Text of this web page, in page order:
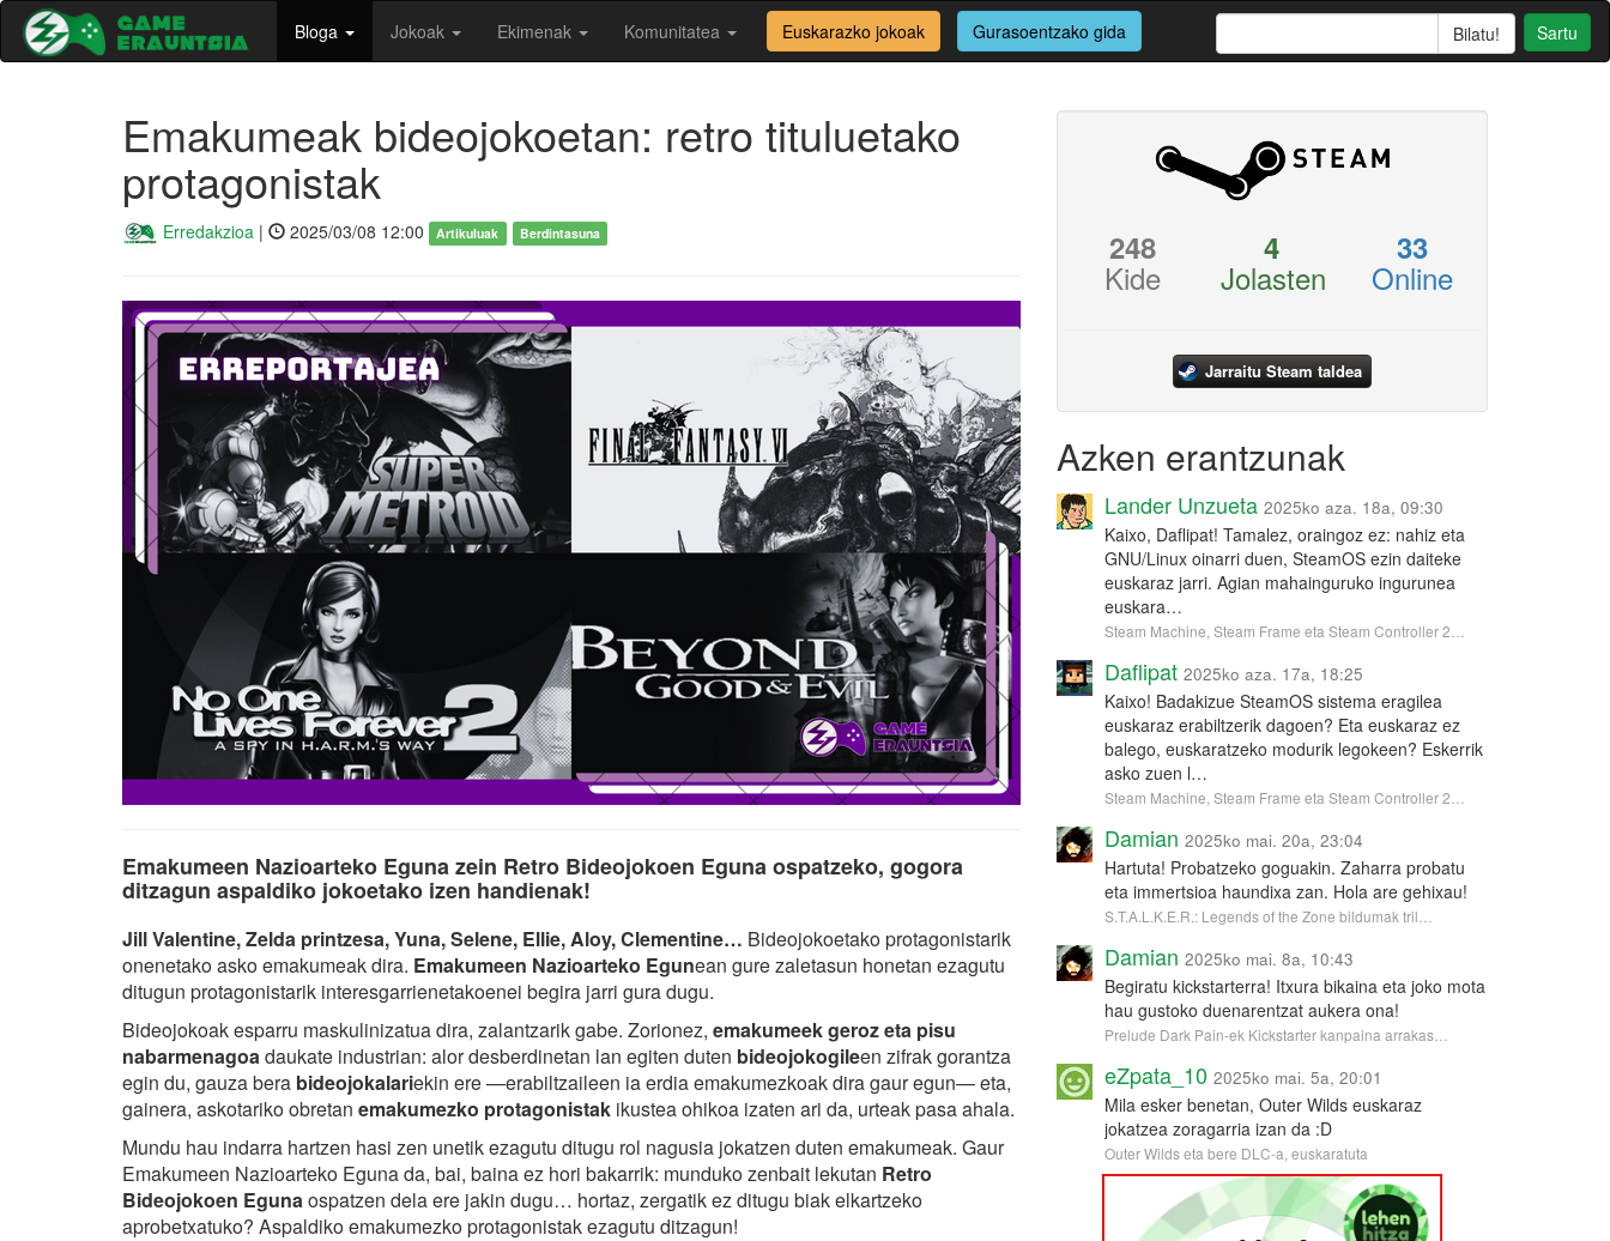
Bloga Jokoak Ekimenak Komunitatea Euskarazko jokoak Gurasoentzako gida Sartu
Emakumeak bideojokoetan: retro tituluetako
protagonistak
Erredakzioa | 2025/03/08 12:00 Artikuluak Berdintasuna
Emakumeen Nazioarteko Eguna zein Retro Bideojokoen Eguna ospatzeko, gogora
ditzagun aspaldiko jokoetako izen handienak!
Jill Valentine, Zelda printzesa, Yuna, Selene, Ellie, Aloy, Clementine… Bideojokoetako protagonistarik
onenetako asko emakumeak dira. Emakumeen Nazioarteko Egunean gure zaletasun honetan ezagutu
ditugun protagonistarik interesgarrienetakoenei begira jarri gura dugu.
Bideojokoak esparru maskulinizatua dira, zalantzarik gabe. Zorionez, emakumeek geroz eta pisu
nabarmenagoadaukate industrian: alor desberdinetan lan egiten duten bideojokogileen zifrak gorantza
egin du, gauza bera bideojokalariekin ere —erabiltzaileen ia erdia emakumezkoak dira gaur egun— eta,
gainera, askotariko obretan emakumezko protagonistak ikustea ohikoa izaten ari da, urteak pasa ahala.
Mundu hau indarra hartzen hasi zen unetik ezagutu ditugu rol nagusia jokatzen duten emakumeak. Gaur
Emakumeen Nazioarteko Eguna da, bai, baina ez hori bakarrik: munduko zenbait lekutan Retro
Bideojokoen Egunaospatzen dela ere jakin dugu… hortaz, zergatik ez ditugu biak elkartzeko
aprobetxatuko? Aspaldiko emakumezko protagonistak ezagutu ditzagun!
248
Kide
4
Jolasten
33
Online
Jarraitu Steam taldea
Azken erantzunak
Lander Unzueta 2025ko aza. 18a, 09:30
Kaixo, Daflipat! Tamalez, oraingoz ez: nahiz eta
GNU/Linux oinarri duen, SteamOS ezin daiteke
euskaraz jarri. Agian mahainguruko ingurunea
euskara…
Steam Machine, Steam Frame eta Steam Controller 2…
Daflipat 2025ko aza. 17a, 18:25
Kaixo! Badakizue SteamOS sistema eragilea
euskaraz erabiltzerik dagoen? Eta euskaraz ez
balego, euskaratzeko modurik legokeen? Eskerrik
asko zuen l…
Steam Machine, Steam Frame eta Steam Controller 2…
Damian 2025ko mai. 20a, 23:04
Hartuta! Probatzeko goguakin. Zaharra probatu
eta immertsioa haundixa zan. Hola are gehixau!
S.T.A.L.K.E.R.: Legends of the Zone bildumak tril…
Damian 2025ko mai. 8a, 10:43
Begiratu kickstarterra! Itxura bikaina eta joko mota
hau gustoko duenarentzat aukera ona!
Prelude Dark Pain-ek Kickstarter kanpaina arrakas…
eZpata_10 2025ko mai. 5a, 20:01
Mila esker benetan, Outer Wilds euskaraz
jokatzea zoragarria izan da :D
Outer Wilds eta bere DLC-a, euskaratuta